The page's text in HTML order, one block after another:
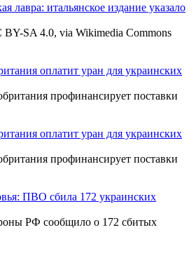
лавра: итальянское издание указало
BY-SA 4.0, via Wikimedia Commons
оплатит уран для украинских
профинансирует поставки
оплатит уран для украинских
профинансирует поставки
ПВО сбила 172 украинских
РФ сообщило о 172 сбитых